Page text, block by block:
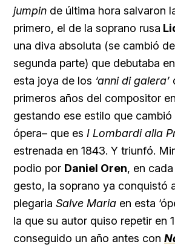
jumpin de última hora salvaron
primero, el de la soprano rusa
una diva absoluta (se cambió
segunda parte) que debutaba
esta joya de los ‘anni di galera’
primeros años del compositor
gestando ese estilo que
ópera– que es I Lombardi alla
estrenada en 1843. Y triunfó.
podio por Daniel Oren, en
gesto, la soprano ya conquistó
plegaria Salve Maria en esta
la que su autor quiso repetir en
conseguido un año antes con